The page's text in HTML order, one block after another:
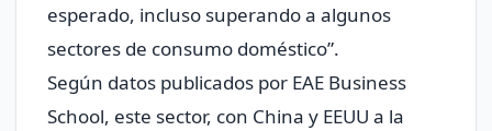
esperado, incluso superando a algunos
sectores de consumo doméstico”.
Según datos publicados por EAE Business
School, este sector, con China y EEUU a la